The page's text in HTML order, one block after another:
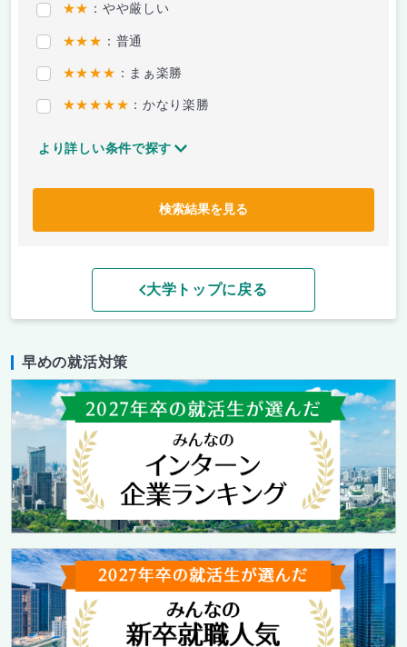
★★ ：やや厳しい
★★★ ：普通
★★★★ ：まぁ楽勝
★★★★★ ：かなり楽勝
より詳しい条件で探す
検索結果を見る
大学トップに戻る
早めの就活対策